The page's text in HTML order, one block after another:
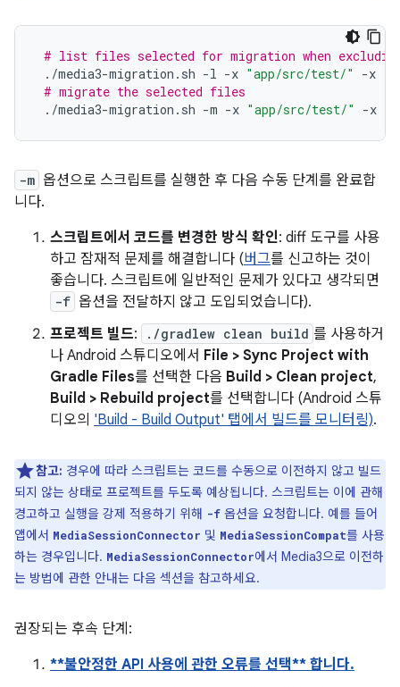
# list files selected for migration when
./media3-migration.sh -l -x "app/src/test/" -x
# migrate the selected files
./media3-migration.sh -m -x "app/src/test/" -x
-m 옵션으로 스크립트를 실행한 후 다음 수동 단계를 완료합
니다.
스크립트에서 코드를 변경한 방식 확인: diff 도구를 사용
하고 잠재적 문제를 해결합니다 (버그를 신고하는 것이
좋습니다. 스크립트에 일반적인 문제가 있다고 생각되면
-f 옵션을 전달하지 않고 도입되었습니다).
프로젝트 빌드: ./gradlew clean build 를 사용하거
나 Android 스튜디오에서 File > Sync Project with
Gradle Files를 선택한 다음 Build > Clean project,
Build > Rebuild project를 선택합니다 (Android 스튜
디오의 'Build - Build Output' 탭에서 빌드를 모니터링).
참고: 경우에 따라 스크립트는 코드를 수동으로 이전하지 않고 빌드
되지 않는 상태로 프로젝트를 두도록 예상됩니다. 스크립트는 이에 관해
경고하고 실행을 강제 적용하기 위해 -f 옵션을 요청합니다. 예를 들어
앱에서 MediaSessionConnector 및 MediaSessionCompat를 사용
하는 경우입니다. MediaSessionConnector에서 Media3으로 이전하
는 방법에 관한 안내는 다음 섹션을 참고하세요.
권장되는 후속 단계:
**불안정한 API 사용에 관한 오류를 선택** 합니다.